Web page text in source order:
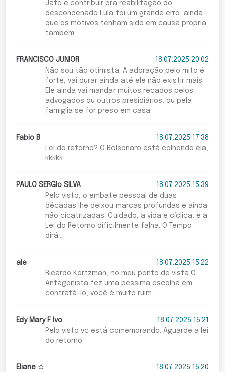
Jato e contribuir pra reabilitação do
descondenado Lula foi um grande erro, ainda
que os motivos tenham sido em causa própria
também
FRANCISCO JUNIOR
18.07.2025 20:02
Não sou tão otimista. A adoração pelo mito é
forte, vai durar ainda até ele não existir mais.
Ele ainda vai mandar muitos recados pelos
advogados ou outros presidiários, ou pela
famiglia se for preso em casa.
Fabio B
18.07.2025 17:38
Lei do retorno? O Bolsonaro está colhendo ela,
kkkkk
PAULO SERGIo SILVA
18.07.2025 15:39
Pelo visto, o embate pessoal de duas
décadas lhe deixou marcas profundas e ainda
não cicatrizadas. Cuidado, a vida é cíclica, e a
Lei do Retorno dificilmente falha. O Tempo
dirá...
ale
18.07.2025 15:22
Ricardo Kertzman, no meu ponto de vista O
Antagonista fez uma péssima escolha em
contratá-lo, você é muito ruim...
Edy Mary F Ivo
18.07.2025 15:21
Pelo visto vc está comemorando. Aguarde a lei
do retorno.
Eliane ☆
18.07.2025 15:20